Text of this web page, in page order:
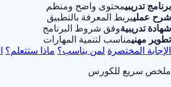
برنامج تدريبيمحتوى واضح ومنظم
شرح عملييربط المعرفة بالتطبيق
شهادة تدريبيةوفق شروط البرنامج
تطوير مهنيمناسب لتنمية المهارات
الإجابة المختصرة لمن يناسب؟ ماذا ستتعلم؟
ملخص سريع للكورس